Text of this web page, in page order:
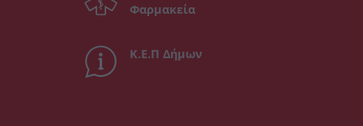
Φαρμακεία
Κ.Ε.Π Δήμων